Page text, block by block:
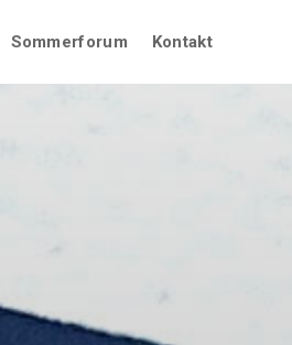
Sommerforum Kontakt